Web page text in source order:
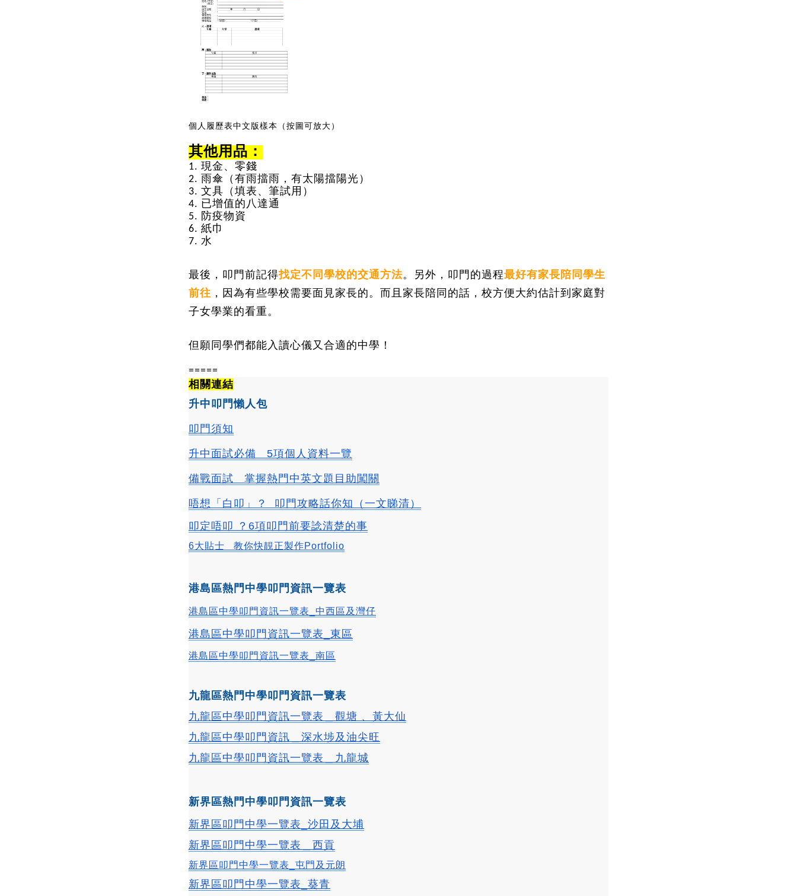
個人履歷表中文版樣本（按圖可放大）
其他用品：
1. 現金、零錢
2. 雨傘（有雨擋雨，有太陽擋陽光）
3. 文具（填表、筆試用）
4. 已增值的八達通
5. 防疫物資
6. 紙巾
7. 水
最後，叩門前記得找定不同學校的交通方法。另外，叩門的過程最好有家長陪同學生
前往 ，因為有些學校需要面見家長的。而且家長陪同的話，校方便大約估計到家庭對
子女學業的看重。
但願同學們都能入讀心儀又合適的中學！
=====
相關連結
升中叩門懶人包
叩門須知
升中面試必備   5項個人資料一覽
備戰面試   掌握熱門中英文題目助闖關
唔想「白叩」？  叩門攻略話你知（一文睇清）
叩定唔叩 ？6項叩門前要諗清楚的事
6大貼士   教你快靚正製作Portfolio
港島區熱門中學叩門資訊一覽表
港島區中學叩門資訊一覽表_中西區及灣仔
港島區中學叩門資訊一覽表_東區
港島區中學叩門資訊一覽表_南區
九龍區熱門中學叩門資訊一覽表
九龍區中學叩門資訊一覽表＿觀塘 、黃大仙
九龍區中學叩門資訊＿深水埗及油尖旺
九龍區中學叩門資訊一覽表＿九龍城
新界區熱門中學叩門資訊一覽表
新界區叩門中學一覽表_沙田及大埔
新界區叩門中學一覽表＿西貢
新界區叩門中學一覽表_屯門及元朗
新界區叩門中學一覽表_葵青